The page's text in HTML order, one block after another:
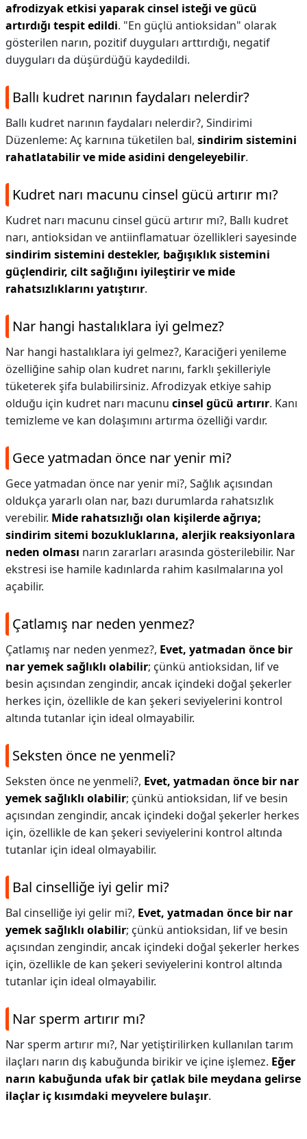
afrodizyak etkisi yaparak cinsel isteği ve gücü
artırdığı tespit edildi. "En güçlü antioksidan" olarak
gösterilen narın, pozitif duyguları arttırdığı, negatif
duyguları da düşürdüğü kaydedildi.
Ballı kudret narının faydaları nelerdir?
Ballı kudret narının faydaları nelerdir?, Sindirimi
Düzenleme: Aç karnına tüketilen bal, sindirim sistemini
rahatlatabilir ve mide asidini dengeleyebilir.
Kudret narı macunu cinsel gücü artırır mı?
Kudret narı macunu cinsel gücü artırır mı?, Ballı kudret
narı, antioksidan ve antiinflamatuar özellikleri sayesinde
sindirim sistemini destekler, bağışıklık sistemini
güçlendirir, cilt sağlığını iyileştirir ve mide
rahatsızlıklarını yatıştırır.
Nar hangi hastalıklara iyi gelmez?
Nar hangi hastalıklara iyi gelmez?, Karaciğeri yenileme
özelliğine sahip olan kudret narını, farklı şekilleriyle
tüketerek şifa bulabilirsiniz. Afrodizyak etkiye sahip
olduğu için kudret narı macunu cinsel gücü artırır. Kanı
temizleme ve kan dolaşımını artırma özelliği vardır.
Gece yatmadan önce nar yenir mi?
Gece yatmadan önce nar yenir mi?, Sağlık açısından
oldukça yararlı olan nar, bazı durumlarda rahatsızlık
verebilir. Mide rahatsızlığı olan kişilerde ağrıya;
sindirim sitemi bozukluklarına, alerjik reaksiyonlara
neden olması narın zararları arasında gösterilebilir. Nar
ekstresi ise hamile kadınlarda rahim kasılmalarına yol
açabilir.
Çatlamış nar neden yenmez?
Çatlamış nar neden yenmez?, Evet, yatmadan önce bir
nar yemek sağlıklı olabilir; çünkü antioksidan, lif ve
besin açısından zengindir, ancak içindeki doğal şekerler
herkes için, özellikle de kan şekeri seviyelerini kontrol
altında tutanlar için ideal olmayabilir.
Seksten önce ne yenmeli?
Seksten önce ne yenmeli?, Evet, yatmadan önce bir nar
yemek sağlıklı olabilir; çünkü antioksidan, lif ve besin
açısından zengindir, ancak içindeki doğal şekerler herkes
için, özellikle de kan şekeri seviyelerini kontrol altında
tutanlar için ideal olmayabilir.
Bal cinselliğe iyi gelir mi?
Bal cinselliğe iyi gelir mi?, Evet, yatmadan önce bir nar
yemek sağlıklı olabilir; çünkü antioksidan, lif ve besin
açısından zengindir, ancak içindeki doğal şekerler herkes
için, özellikle de kan şekeri seviyelerini kontrol altında
tutanlar için ideal olmayabilir.
Nar sperm artırır mı?
Nar sperm artırır mı?, Nar yetiştirilirken kullanılan tarım
ilaçları narın dış kabuğunda birikir ve içine işlemez. Eğer
narın kabuğunda ufak bir çatlak bile meydana gelirse
ilaçlar iç kısımdaki meyvelere bulaşır.